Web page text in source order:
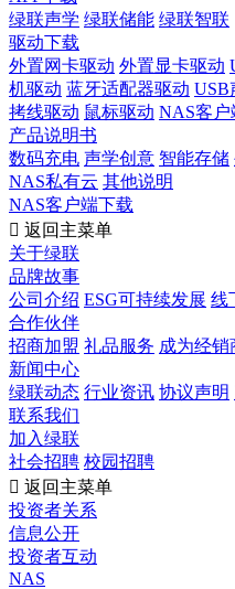
绿联声学 绿联储能 绿联智联
驱动下载
外置网卡驱动 外置显卡驱动
机驱动 蓝牙适配器驱动 USB
拷线驱动 鼠标驱动 NAS客户
产品说明书
数码充电 声学创意 智能存储
NAS私有云 其他说明
NAS客户端下载
 返回主菜单
关于绿联
品牌故事
公司介绍 ESG可持续发展 线
合作伙伴
招商加盟 礼品服务 成为经销
新闻中心
绿联动态 行业资讯 协议声明
联系我们
加入绿联
社会招聘 校园招聘
 返回主菜单
投资者关系
信息公开
投资者互动
NAS